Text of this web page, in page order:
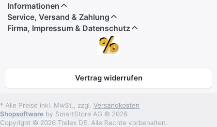
Informationen
Service, Versand & Zahlung
Firma, Impressum & Datenschutz
Vertrag widerrufen
* Alle Preise inkl. MwSt., zzgl. Versandkosten
Shopsoftware by SmartStore AG © 2026
Copyright © 2026 Trelex DE. Alle Rechte vorbehalten.